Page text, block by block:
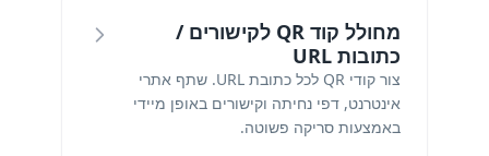
מחולל קוד QR לקישורים /
כתובות URL
צור קודי QR לכל כתובת URL. שתף אתרי
אינטרנט, דפי נחיתה וקישורים באופן מיידי
באמצעות סריקה פשוטה.